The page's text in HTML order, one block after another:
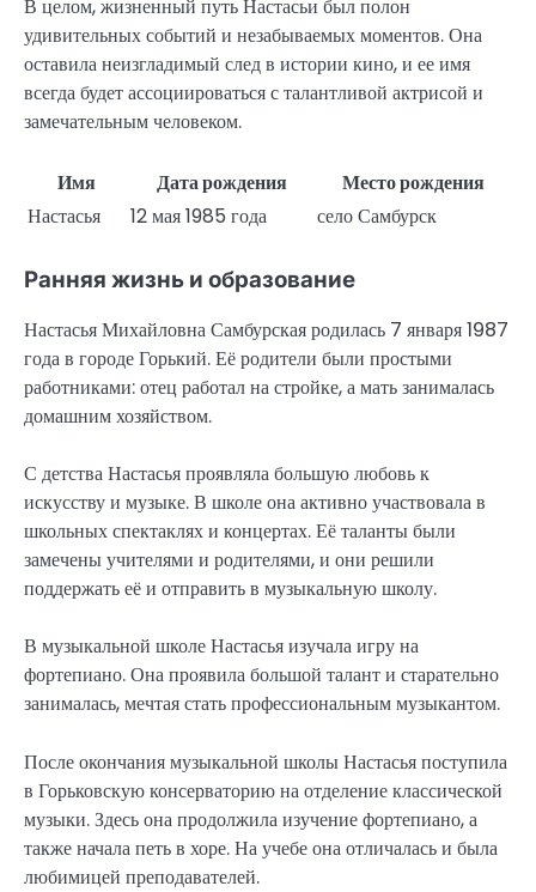
В целом, жизненный путь Настасьи был полон
удивительных событий и незабываемых моментов. Она
оставила неизгладимый след в истории кино, и ее имя
всегда будет ассоциироваться с талантливой актрисой и
замечательным человеком.
Имя Дата рождения
Место рождения
Настасья
12 мая 1985 года село Самбурск
Ранняя жизнь и образование
Настасья Михайловна Самбурская родилась 7 января 1987
года в городе Горький. Её родители были простыми
работниками: отец работал на стройке, а мать занималась
домашним хозяйством.
С детства Настасья проявляла большую любовь к
искусству и музыке. В школе она активно участвовала в
школьных спектаклях и концертах. Её таланты были
замечены учителями и родителями, и они решили
поддержать её и отправить в музыкальную школу.
В музыкальной школе Настасья изучала игру на
фортепиано. Она проявила большой талант и старательно
занималась, мечтая стать профессиональным музыкантом.
После окончания музыкальной школы Настасья поступила
в Горьковскую консерваторию на отделение классической
музыки. Здесь она продолжила изучение фортепиано, а
также начала петь в хоре. На учебе она отличалась и была
любимицей преподавателей.